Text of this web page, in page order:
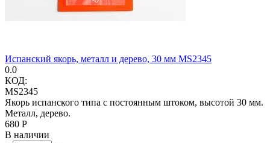
Испанский якорь, металл и дерево, 30 мм MS2345
0.0
КОД:
MS2345
Якорь испанского типа с постоянным штоком, высотой 30 мм.
Металл, дерево.
‍680‍ Р
В наличии